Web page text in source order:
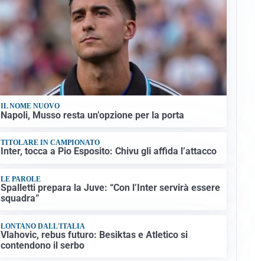
IL NOME NUOVO
Napoli, Musso resta un’opzione per la porta
TITOLARE IN CAMPIONATO
Inter, tocca a Pio Esposito: Chivu gli affida l’attacco
LE PAROLE
Spalletti prepara la Juve: “Con l’Inter servirà essere
squadra”
LONTANO DALL'ITALIA
Vlahovic, rebus futuro: Besiktas e Atletico si
contendono il serbo